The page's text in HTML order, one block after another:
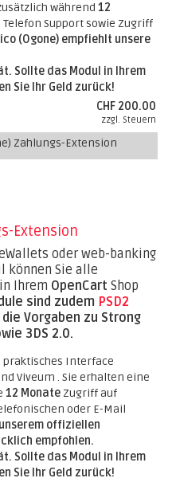
während 12
Support sowie Zugriff
(Ogone) empfiehlt unsere
Sollte das Modul in Ihrem
Sie Ihr Geld zurück!
CHF 200.00
zzgl. Steuern
Zahlungs-Extension
Extension
oder web-banking
können Sie alle
Ihrem OpenCart Shop
sind zudem PSD2
Vorgaben zu Strong
3DS 2.0.
praktisches Interface
Viveum . Sie erhalten eine
12 Monate Zugriff auf
oder E-Mail
offiziellen
empfohlen.
Sollte das Modul in Ihrem
Sie Ihr Geld zurück!